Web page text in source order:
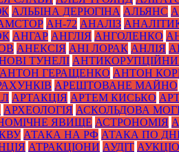
АЛЬБІНА ДЕРЮГІНА АЛЬЯНС
АН-72 АНАЛІЗ
АНГАР АНГЛІЯ АНГОЛЕНКО
АНЕКСІЯ АНІ ЛОРАК АНЛІЯ
ТУНЕЛІ
АНТОН ГЕРАЩЕНКО АНТОН
АРЕШТОВАНЕ МАЙНО
АРТАКЦІЯ АРТЕМ КИСЬКО
АРХЕОЛОГІЯ АСКОЛЬДОВА
ЯВИЩЕ АСТРОНОМІЯ
АТАКА НА РФ АТАКА ПО
АТРАКЦІОНИ АУДІТ